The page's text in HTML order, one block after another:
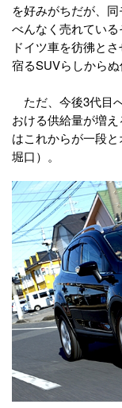
を好みがちだが、
べんなく売れている
ドイツ車を彷彿と
宿るSUVらしからぬ
ただ、今後3代目
おける供給量が増
はこれからが一段
堀口）。